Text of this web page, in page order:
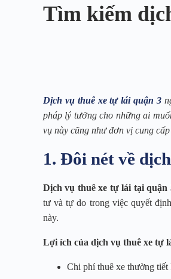
Tìm kiếm
Dịch vụ thuê xe tự lái quận 3
pháp lý tưởng cho những ai
vụ này cũng như đơn vị cung
1. Đôi nét về
Dịch vụ thuê xe tự lái tại quận
tư và tự do trong việc quyết
này.
Lợi ích của dịch vụ thuê xe tự
Chi phí thuê xe thường